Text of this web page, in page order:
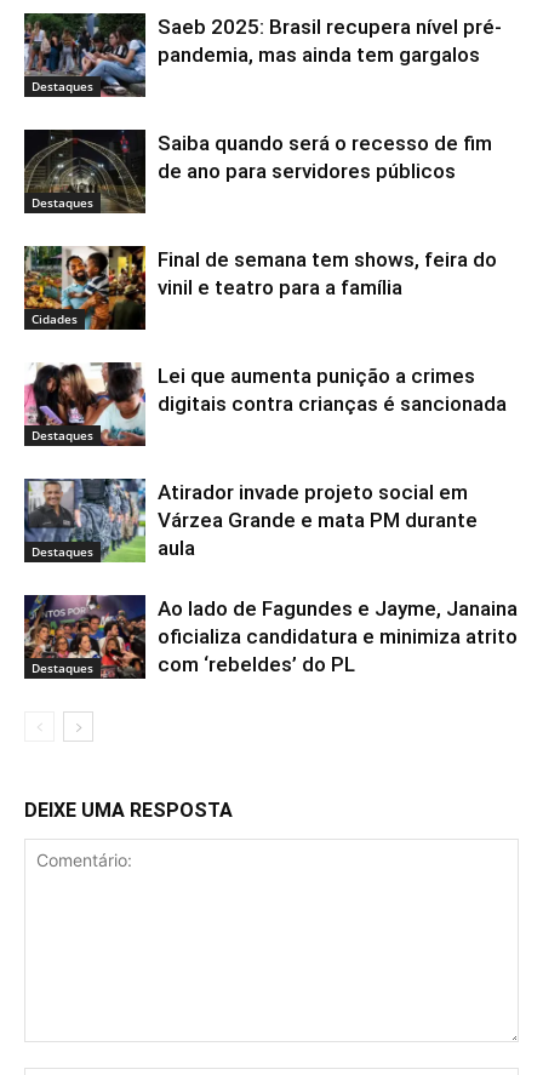
Destaques
Saeb 2025: Brasil recupera nível pré-
pandemia, mas ainda tem gargalos
Destaques
Saiba quando será o recesso de fim
de ano para servidores públicos
Cidades
Final de semana tem shows, feira do
vinil e teatro para a família
Destaques
Lei que aumenta punição a crimes
digitais contra crianças é sancionada
Destaques
Atirador invade projeto social em
Várzea Grande e mata PM durante
aula
Destaques
Ao lado de Fagundes e Jayme, Janaina
oficializa candidatura e minimiza atrito
com ‘rebeldes’ do PL
DEIXE UMA RESPOSTA